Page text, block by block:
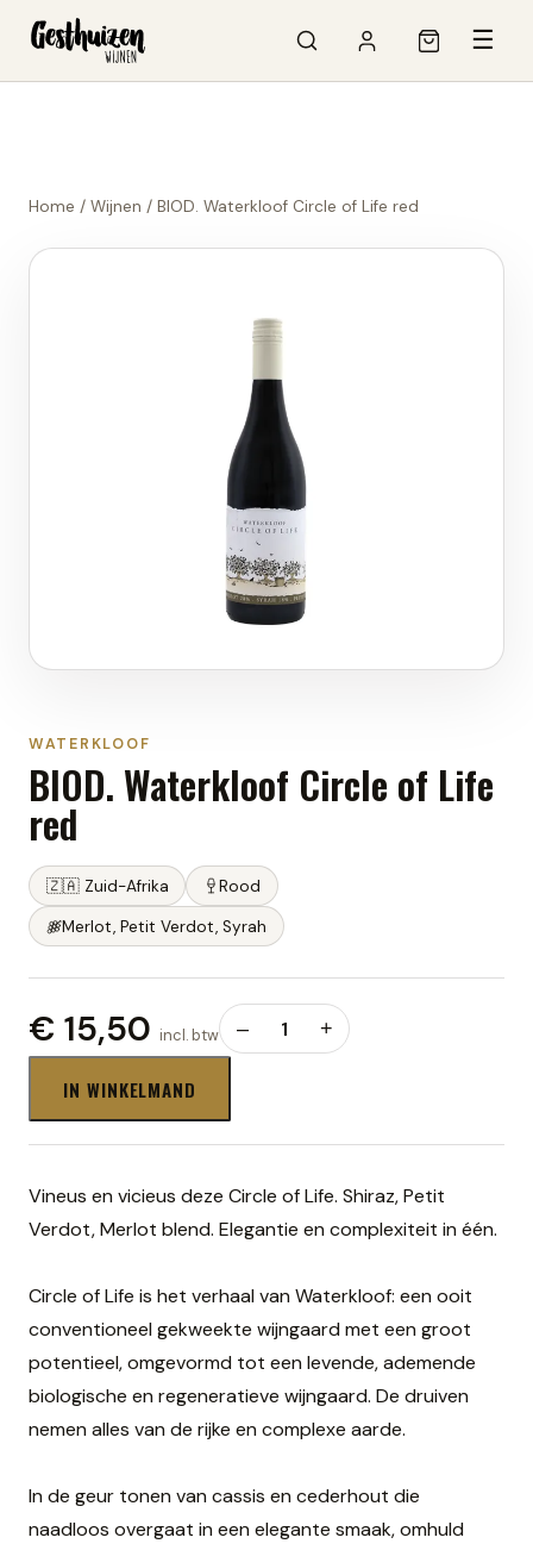
☰
Home / Wijnen / BIOD. Waterkloof Circle of Life red
WATERKLOOF
BIOD. Waterkloof Circle of Life
red
🇿🇦 Zuid-Afrika Rood
Merlot, Petit Verdot, Syrah
€ 15,50 incl. btw – 1 +
IN WINKELMAND
Vineus en vicieus deze Circle of Life. Shiraz, Petit
Verdot, Merlot blend. Elegantie en complexiteit in één.
Circle of Life is het verhaal van Waterkloof: een ooit
conventioneel gekweekte wijngaard met een groot
potentieel, omgevormd tot een levende, ademende
biologische en regeneratieve wijngaard. De druiven
nemen alles van de rijke en complexe aarde.
In de geur tonen van cassis en cederhout die
naadloos overgaat in een elegante smaak, omhuld